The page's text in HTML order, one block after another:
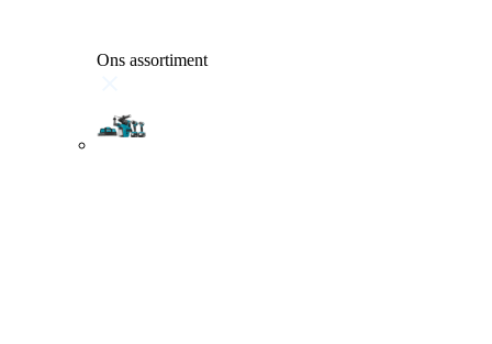
Ons assortiment